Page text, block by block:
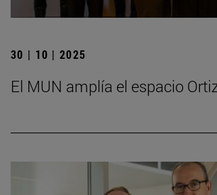
30 | 10 | 2025
El MUN amplía el espacio